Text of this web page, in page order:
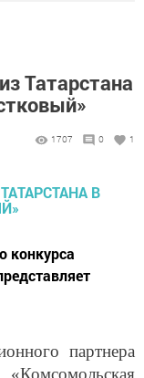
Татарстана
1707 0 1
конкурса
партнера